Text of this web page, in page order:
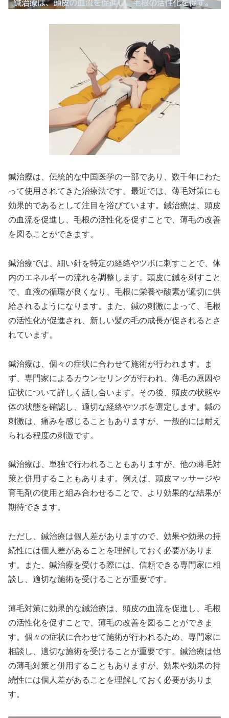
鍼治療は、伝統的な中国医学の一部であり、数千年にわた
って使用されてきた治療法です。最近では、薄毛対策にも
効果的であるとして注目を浴びています。鍼治療は、頭皮
の血流を促進し、毛根の活性化を促すことで、薄毛の改善
を図ることができます。
鍼治療では、細い針を特定の経絡やツボに刺すことで、体
内のエネルギーの流れを調整します。頭皮に鍼を刺すこと
で、血液の循環が良くなり、毛根に栄養や酸素が適切に供
給されるようになります。また、鍼の刺激によって、毛根
の活性化が促進され、新しい髪の毛の成長が促されるとさ
れています。
鍼治療は、個々の症状に合わせて施術が行われます。ま
ず、専門家によるカウンセリングが行われ、薄毛の原因や
症状について詳しく話し合います。その後、頭皮の状態や
体の状態を確認し、適切な経絡やツボを選定します。鍼の
刺激は、痛みを感じることもありますが、一般的には耐え
られる程度の刺激です。
鍼治療は、単独で行われることもありますが、他の薄毛対
策と併用することもあります。例えば、頭皮マッサージや
育毛剤の使用と組み合わせることで、より効果的な結果が
期待できます。
ただし、鍼治療は個人差がありますので、効果や効果の持
続性には個人差があることを理解しておく必要がありま
す。また、鍼治療を受ける際には、信頼できる専門家に相
談し、適切な施術を受けることが重要です。
薄毛対策に効果的な鍼治療は、頭皮の血流を促進し、毛根
の活性化を促すことで、薄毛の改善を図ることができま
す。個々の症状に合わせて施術が行われるため、専門家に
相談し、適切な施術を受けることが重要です。鍼治療は他
の薄毛対策と併用することもありますが、効果や効果の持
続性には個人差があることを理解しておく必要がありま
す。